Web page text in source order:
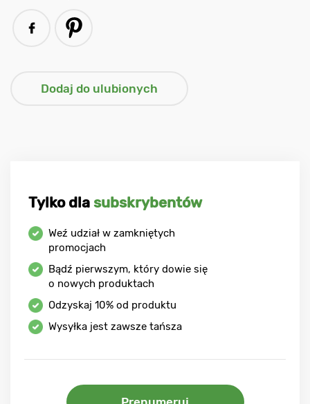
Tylko dla subskrybentów
Weź udział w zamkniętych
promocjach
Bądź pierwszym, który dowie się
o nowych produktach
Odzyskaj 10% od produktu
Wysyłka jest zawsze tańsza